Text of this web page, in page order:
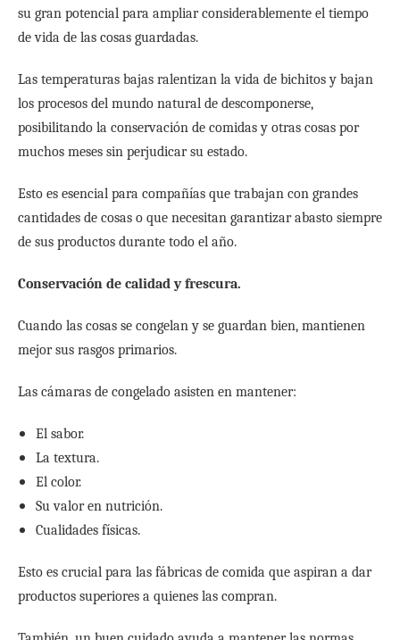
su gran potencial para ampliar considerablemente el tiempo
de vida de las cosas guardadas.
Las temperaturas bajas ralentizan la vida de bichitos y bajan
los procesos del mundo natural de descomponerse,
posibilitando la conservación de comidas y otras cosas por
muchos meses sin perjudicar su estado.
Esto es esencial para compañías que trabajan con grandes
cantidades de cosas o que necesitan garantizar abasto siempre
de sus productos durante todo el año.
Conservación de calidad y frescura.
Cuando las cosas se congelan y se guardan bien, mantienen
mejor sus rasgos primarios.
Las cámaras de congelado asisten en mantener:
El sabor.
La textura.
El color.
Su valor en nutrición.
Cualidades físicas.
Esto es crucial para las fábricas de comida que aspiran a dar
productos superiores a quienes las compran.